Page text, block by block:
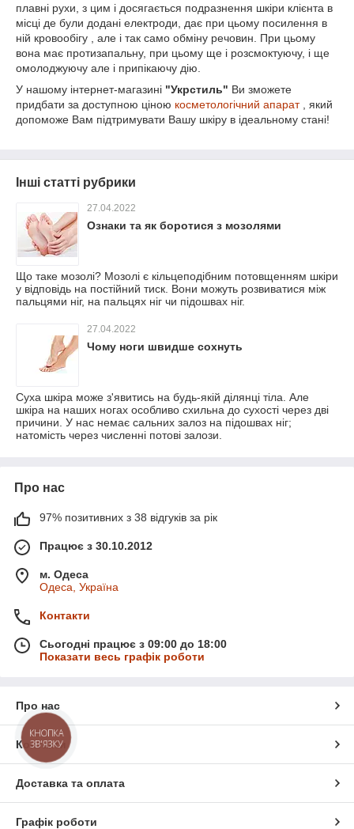
плавні рухи, з цим і досягається подразнення шкіри клієнта в
місці де були додані електроди, дає при цьому посилення в
ній кровообігу , але і так само обміну речовин. При цьому
вона має протизапальну, при цьому ще і розсмоктуючу, і ще
омолоджуючу але і припікаючу дію.
У нашому інтернет-магазині "Укрстиль" Ви зможете
придбати за доступною ціною косметологічний апарат, який
допоможе Вам підтримувати Вашу шкіру в ідеальному стані!
Інші статті рубрики
27.04.2022
Ознаки та як боротися з мозолями
Що таке мозолі? Мозолі є кільцеподібним потовщенням шкіри
у відповідь на постійний тиск. Вони можуть розвиватися між
пальцями ніг, на пальцях ніг чи підошвах ніг.
27.04.2022
Чому ноги швидше сохнуть
Суха шкіра може з'явитись на будь-якій ділянці тіла. Але
шкіра на наших ногах особливо схильна до сухості через дві
причини. У нас немає сальних залоз на підошвах ніг;
натомість через численні потові залози.
Про нас
97% позитивних з 38 відгуків за рік
Працює з 30.10.2012
м. Одеса
Одеса, Україна
Контакти
Сьогодні працює з 09:00 до 18:00
Показати весь графік роботи
Про нас
Контакти
Доставка та оплата
Графік роботи
КНОПКА
ЗВ'ЯЗКУ